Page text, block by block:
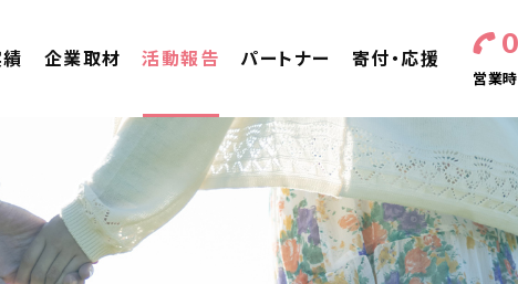
企業取材 活動報告 パートナー 寄付・応援
営業